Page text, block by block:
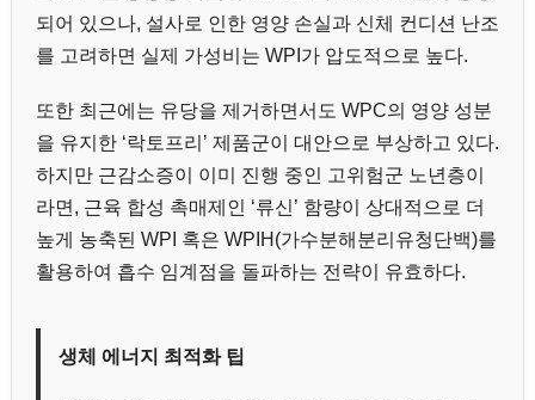
되어 있으나, 설사로 인한 영양 손실과 신체 컨디션 난조
를 고려하면 실제 가성비는 WPI가 압도적으로 높다.
또한 최근에는 유당을 제거하면서도 WPC의 영양 성분
을 유지한 ‘락토프리’ 제품군이 대안으로 부상하고 있다.
하지만 근감소증이 이미 진행 중인 고위험군 노년층이
라면, 근육 합성 촉매제인 ‘류신’ 함량이 상대적으로 더
높게 농축된 WPI 혹은 WPIH(가수분해분리유청단백)를
활용하여 흡수 임계점을 돌파하는 전략이 유효하다.
생체 에너지 최적화 팁